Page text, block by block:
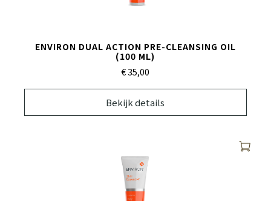
ENVIRON DUAL ACTION PRE-CLEANSING OIL
(100 ML)
€ 35,00
Bekijk details